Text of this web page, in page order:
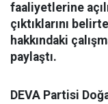
faaliyetlerine
çıktıklarını
hakkındaki
paylaştı.
DEVA Partisi